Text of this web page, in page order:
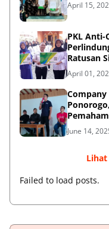
April 15,
PKL Anti-
Ratusan
April 01,
Company
June 14,
Lihat
Failed to load posts.